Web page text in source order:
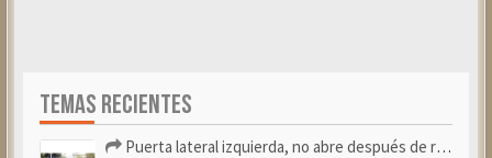
TEMAS RECIENTES
Puerta lateral izquierda, no abre después de repostar.